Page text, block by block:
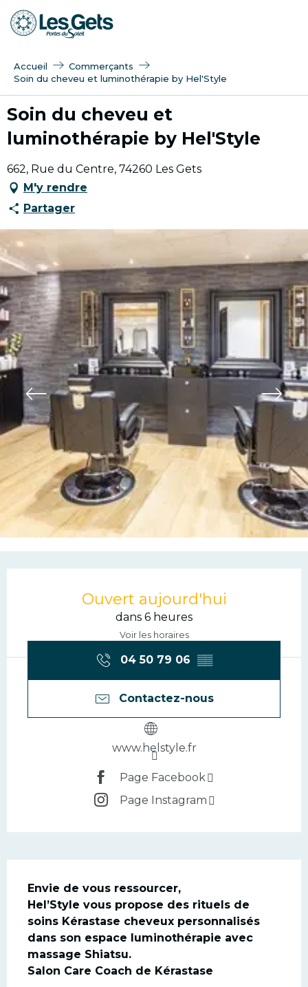
Aller
au
Accueil
Commerçants
Soin du cheveu et luminothérapie by Hel'Style
Soin du cheveu et
luminothérapie by Hel'Style
662, Rue du Centre, 74260 Les Gets
M'y rendre
Partager
Ouverture et
Ouvert aujourd'hui
dans 6 heures
Voir les horaires
04 50 79 06 ▒▒
Contactez-nous
www.helstyle.fr
Page Facebook
Page Instagram
Description
Envie de vous ressourcer,
Hel’Style vous propose des rituels de
soins Kérastase cheveux personnalisés
dans son espace luminothérapie avec
massage Shiatsu.
Salon Care Coach de Kérastase